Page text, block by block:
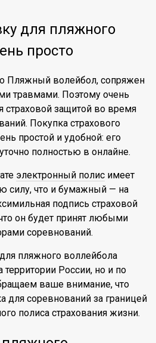
для пляжного
просто
Пляжный волейбол, сопряжен
травмами. Поэтому очень
страховой защитой во время
Покупка страхового
простой и удобной: его
полностью в онлайне.
электронный полис имеет
силу, что и бумажный — на
подпись страховой
он будет принят любыми
соревнований.
пляжного воллейбола
территории России, но и по
ваше внимание, что
для соревнований за границей
полиса страхования жизни.